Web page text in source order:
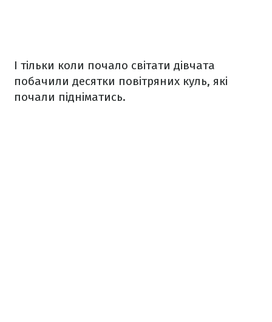
І тільки коли почало світати дівчата
побачили десятки повітряних куль, які
почали підніматись.